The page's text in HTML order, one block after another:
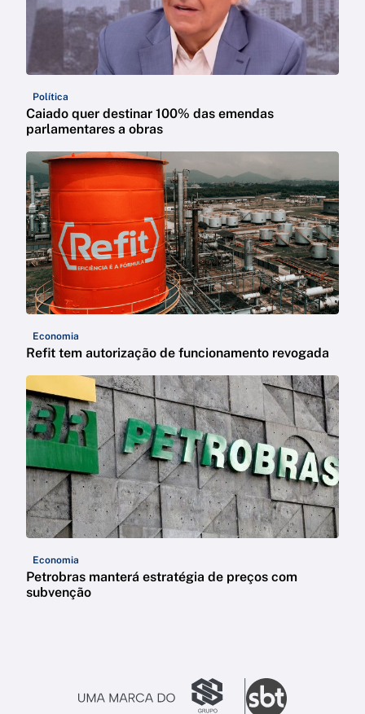
Política
Caiado quer destinar 100% das emendas
parlamentares a obras
Economia
Refit tem autorização de funcionamento revogada
Economia
Petrobras manterá estratégia de preços com
subvenção